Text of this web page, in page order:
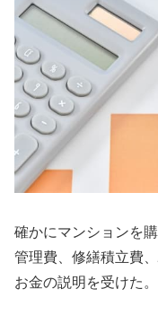
確かにマンションを
管理費、修繕積立費
お金の説明を受けた。